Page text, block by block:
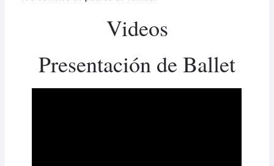
Videos
Presentación de Ballet